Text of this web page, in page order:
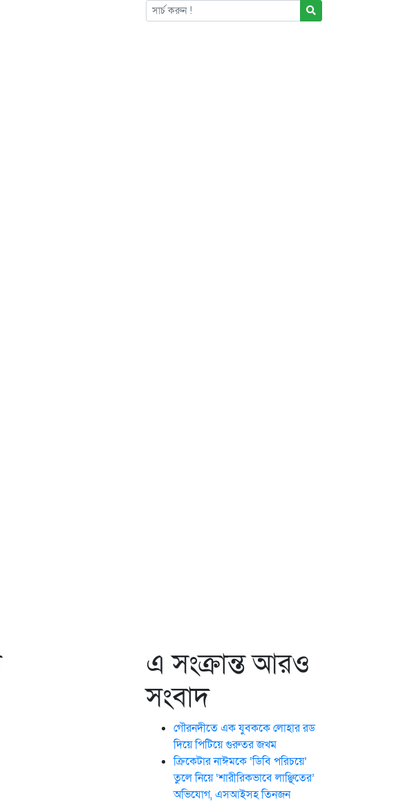
এ সংক্রান্ত আরও
সংবাদ
গৌরনদীতে এক যুবককে লোহার রড
দিয়ে পিটিয়ে গুরুতর জখম
ক্রিকেটার নাঈমকে ‘ডিবি পরিচয়ে’
তুলে নিয়ে ‘শারীরিকভাবে লাঞ্ছিতের’
অভিযোগ, এসআইসহ তিনজন